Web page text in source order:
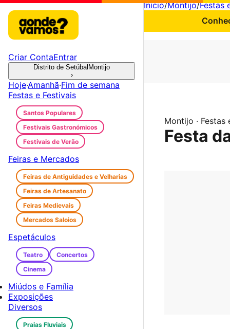
Início/Montijo/Festas
Montijo · Festas
Festa
Criar ContaEntrar
Distrito de Setúbal Montijo
›
Hoje·Amanhã·Fim de semana
Festas e Festivais
Santos Populares
Festivais Gastronómicos
Festivais de Verão
Feiras e Mercados
Feiras de Antiguidades e Velharias
Feiras de Artesanato
Feiras Medievais
Mercados Saloios
Espetáculos
Teatro
Concertos
Cinema
Miúdos e Família
Exposições
Diversos
Praias Fluviais